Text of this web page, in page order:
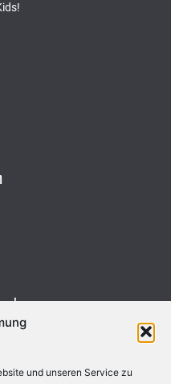
und unseren Service zu